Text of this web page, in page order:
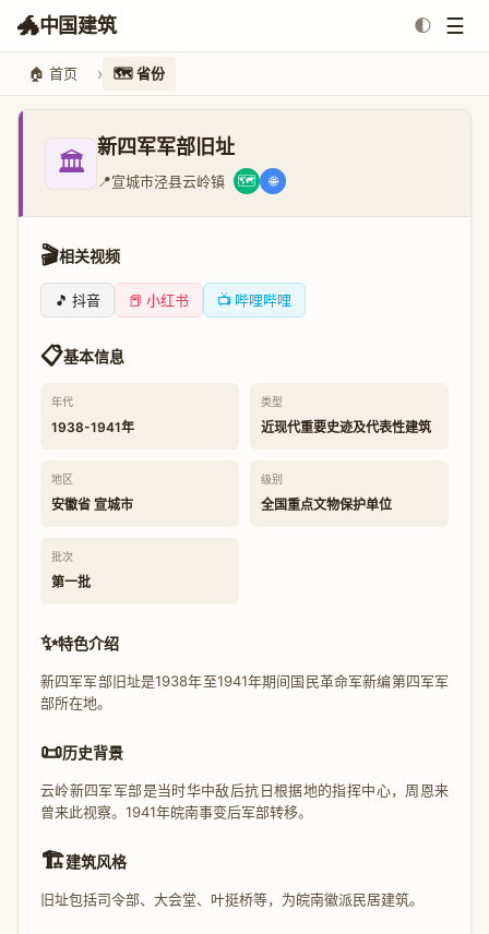
🐲中国建筑 🌓 ☰
🏠 首页 🗺️ 省份
🏛️ 新四军军部旧址
📍宣城市泾县云岭镇 🗺️ 🌐
🎬相关视频
🎵 抖音 📕 小红书 📺 哔哩哔哩
📋基本信息
年代
1938-1941年
类型
近现代重要史迹及代表性建筑
地区
安徽省 宣城市
级别
全国重点文物保护单位
批次
第一批
✨特色介绍
新四军军部旧址是1938年至1941年期间国民革命军新编第四军军
部所在地。
📜历史背景
云岭新四军军部是当时华中敌后抗日根据地的指挥中心，周恩来
曾来此视察。1941年皖南事变后军部转移。
🏗️建筑风格
旧址包括司令部、大会堂、叶挺桥等，为皖南徽派民居建筑。